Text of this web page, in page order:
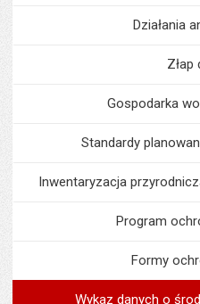
Działania
Złap
Gospodarka
Standardy
Inwentaryzacja
Program
Formy
Wykaz danych o